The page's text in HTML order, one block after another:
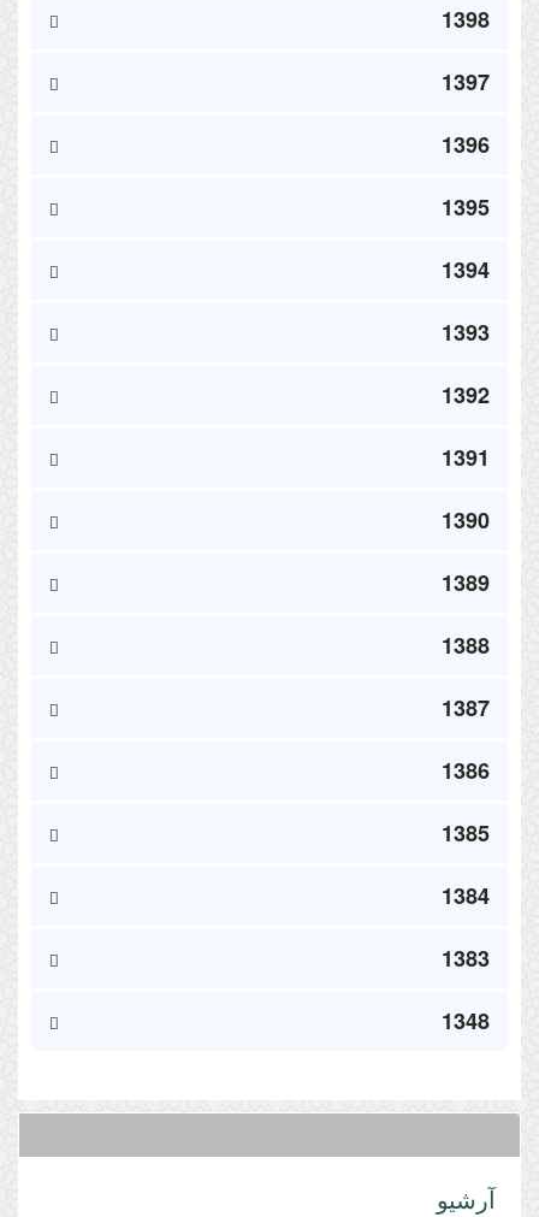
1398
1397
1396
1395
1394
1393
1392
1391
1390
1389
1388
1387
1386
1385
1384
1383
1348
آرشیو